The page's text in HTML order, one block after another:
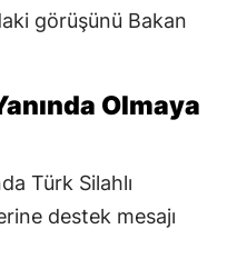
görüşünü Bakan
Olmaya
Türk Silahlı
destek mesajı